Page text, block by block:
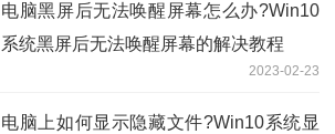
电脑黑屏后无法唤醒屏幕怎么办?Win10
系统黑屏后无法唤醒屏幕的解决教程
2023-02-23
电脑上如何显示隐藏文件?Win10系统显